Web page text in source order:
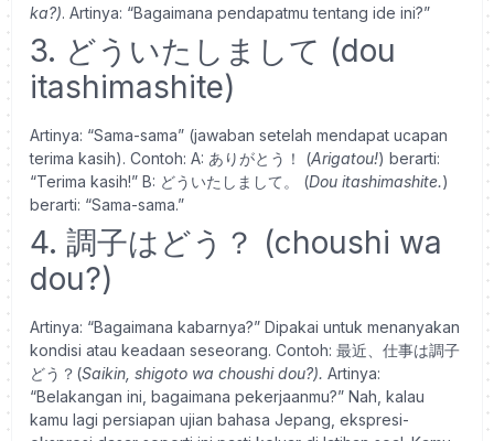
ka?). Artinya: “Bagaimana pendapatmu tentang ide ini?”
3. どういたしまして (dou
itashimashite)
Artinya: “Sama-sama” (jawaban setelah mendapat ucapan
terima kasih). Contoh: A: ありがとう！ (Arigatou!) berarti:
“Terima kasih!” B: どういたしまして。 (Dou itashimashite.)
berarti: “Sama-sama.”
4. 調子はどう？ (choushi wa
dou?)
Artinya: “Bagaimana kabarnya?” Dipakai untuk menanyakan
kondisi atau keadaan seseorang. Contoh: 最近、仕事は調子
どう？(Saikin, shigoto wa choushi dou?). Artinya:
“Belakangan ini, bagaimana pekerjaanmu?” Nah, kalau
kamu lagi persiapan ujian bahasa Jepang, ekspresi-